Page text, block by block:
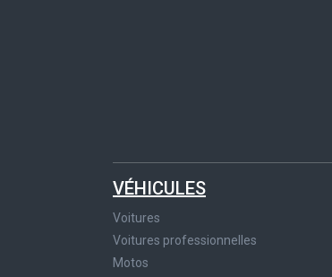
VÉHICULES
Voitures
Voitures professionnelles
Motos